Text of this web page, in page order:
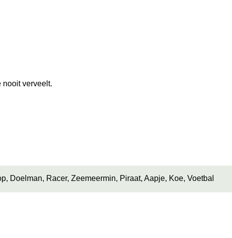
nooit verveelt.
Doelman, Racer, Zeemeermin, Piraat, Aapje, Koe, Voetbal